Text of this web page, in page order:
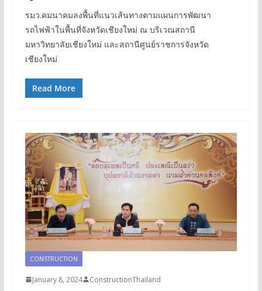
รมว.คมนาคมลงพื้นที่แนวเส้นทางตามแผนการพัฒนา
รถไฟฟ้าในพื้นที่จังหวัดเชียงใหม่ ณ บริเวณสถานี
มหาวิทยาลัยเชียงใหม่ และสถานีศูนย์ราชการจังหวัด
เชียงใหม่
Read More
CONSTRUCTION
January 8, 2024 ConstructionThailand